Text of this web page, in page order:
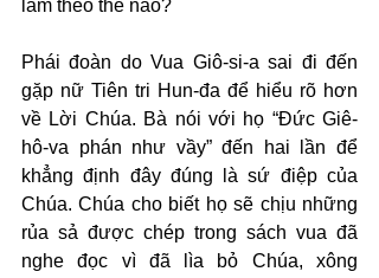
làm theo thế nào?
Phái đoàn do Vua Giô-si-a sai đi đến
gặp nữ Tiên tri Hun-đa để hiểu rõ hơn
về Lời Chúa. Bà nói với họ “Đức Giê-
hô-va phán như vầy” đến hai lần để
khẳng định đây đúng là sứ điệp của
Chúa. Chúa cho biết họ sẽ chịu những
rủa sả được chép trong sách vua đã
nghe đọc vì đã lìa bỏ Chúa, xông